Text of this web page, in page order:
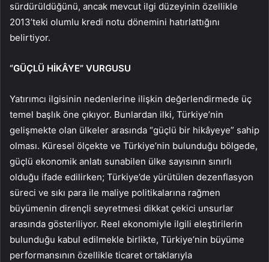
sürdürüldüğünü, ancak mevcut ilgi düzeyinin özellikle
2013’teki olumlu kredi notu dönemini hatırlattığını
belirtiyor.
“GÜÇLÜ HİKÂYE” VURGUSU
Yatırımcı ilgisinin nedenlerine ilişkin değerlendirmede üç
temel başlık öne çıkıyor. Bunlardan ilki, Türkiye’nin
gelişmekte olan ülkeler arasında “güçlü bir hikâyeye” sahip
olması. Küresel ölçekte ve Türkiye’nin bulunduğu bölgede,
güçlü ekonomik anlatı sunabilen ülke sayısının sınırlı
olduğu ifade edilirken; Türkiye’de yürütülen dezenflasyon
süreci ve sıkı para ile maliye politikalarına rağmen
büyümenin dirençli seyretmesi dikkat çekici unsurlar
arasında gösteriliyor. Reel ekonomiyle ilgili eleştirilerin
bulunduğu kabul edilmekle birlikte, Türkiye’nin büyüme
performansının özellikle ticaret ortaklarıyla